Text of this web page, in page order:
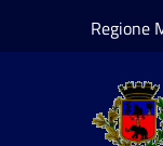
Regione